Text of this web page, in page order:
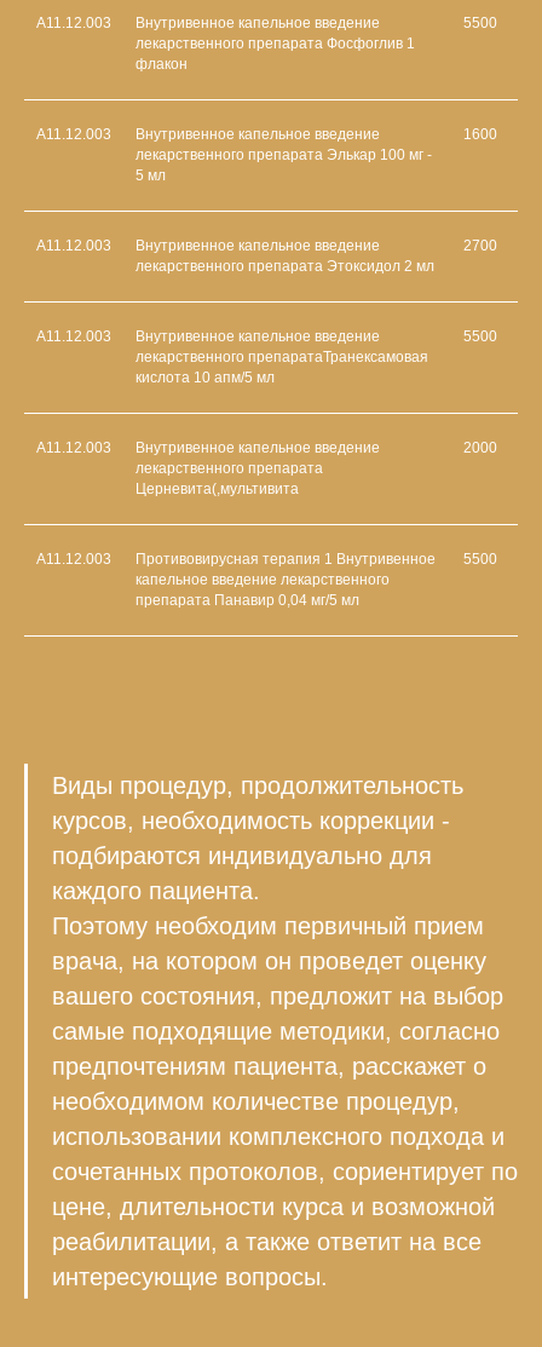
А11.12.003
Внутривенное капельное введение
лекарственного препарата Фосфоглив 1
флакон
5500
А11.12.003
Внутривенное капельное введение
лекарственного препарата Элькар 100 мг -
5 мл
1600
А11.12.003
Внутривенное капельное введение
лекарственного препарата Этоксидол 2 мл
2700
А11.12.003
Внутривенное капельное введение
лекарственного препаратаТранексамовая
кислота 10 апм/5 мл
5500
А11.12.003
Внутривенное капельное введение
лекарственного препарата
Церневита(,мультивита
2000
А11.12.003
Противовирусная терапия 1 Внутривенное
капельное введение лекарственного
препарата Панавир 0,04 мг/5 мл
5500
Виды процедур, продолжительность
курсов, необходимость коррекции -
подбираются индивидуально для
каждого пациента.
Поэтому необходим первичный прием
врача, на котором он проведет оценку
вашего состояния, предложит на выбор
самые подходящие методики, согласно
предпочтениям пациента, расскажет о
необходимом количестве процедур,
использовании комплексного подхода и
сочетанных протоколов, сориентирует по
цене, длительности курса и возможной
реабилитации, а также ответит на все
интересующие вопросы.